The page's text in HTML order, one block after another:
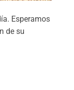
Esperamos
de su